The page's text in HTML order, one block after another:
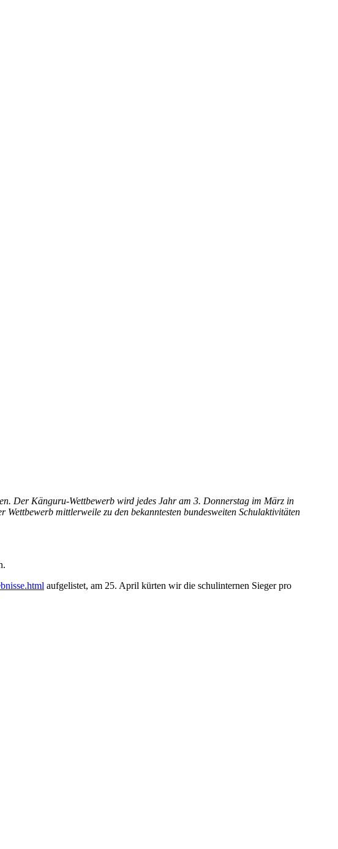
Der Känguru-Wettbewerb wird jedes Jahr am 3. Donnerstag im März in
mittlerweile zu den bekanntesten bundesweiten Schulaktivitäten
aufgelistet, am 25. April kürten wir die schulinternen Sieger pro